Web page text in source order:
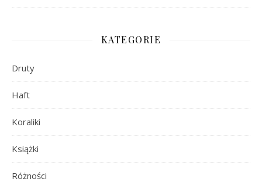
KATEGORIE
Druty
Haft
Koraliki
Książki
Różności